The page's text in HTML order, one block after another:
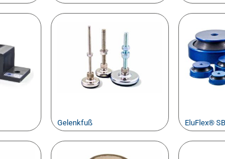
Gelenkfuß EluFlex® SB